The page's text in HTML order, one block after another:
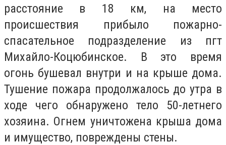
расстояние в 18 км, на место
происшествия прибыло пожарно-
спасательное подразделение из пгт
Михайло-Коцюбинское. В это время
огонь бушевал внутри и на крыше дома.
Тушение пожара продолжалось до утра в
ходе чего обнаружено тело 50-летнего
хозяина. Огнем уничтожена крыша дома
и имущество, повреждены стены.